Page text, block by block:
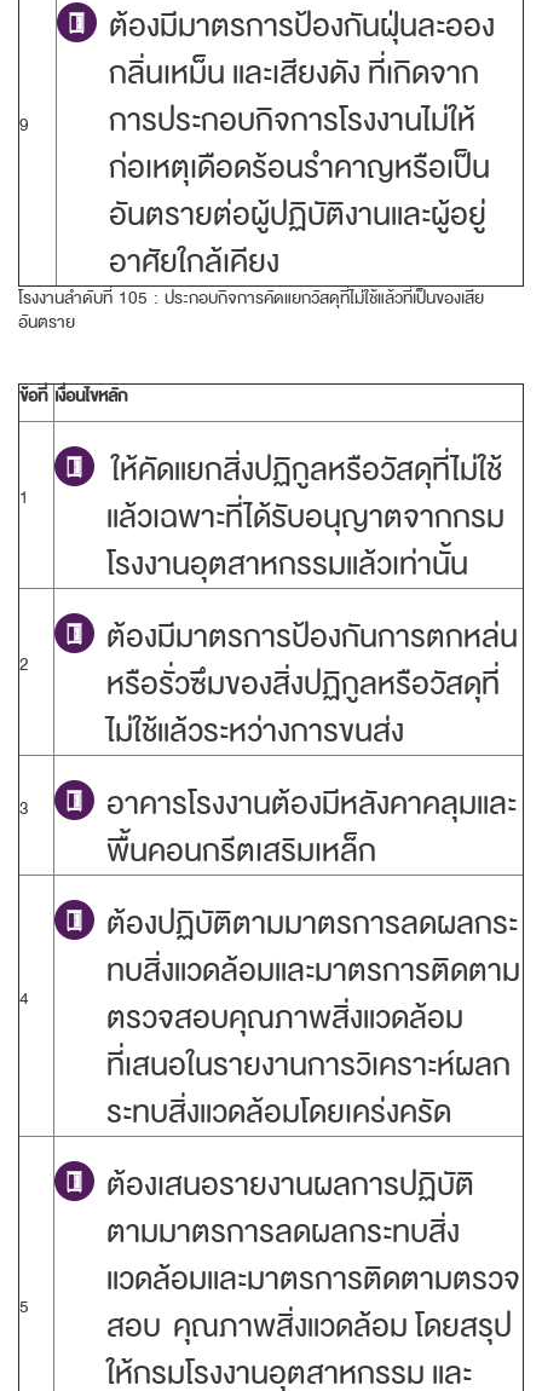
9
ต้องมีมาตรการป้องกันฝุ่นละออง
กลิ่นเหม็น และเสียงดัง ที่เกิดจาก
การประกอบกิจการโรงงานไม่ให้
ก่อเหตุเดือดร้อนรำคาญหรือเป็น
อันตรายต่อผู้ปฏิบัติงานและผู้อยู่
อาศัยใกล้เคียง
โรงงานลำดับที่ 105 : ประกอบกิจการคัดแยกวัสดุที่ไม่ใช้แล้วที่เป็นของเสีย
อันตราย
ข้อที่ เงื่อนไขหลัก
1
ให้คัดแยกสิ่งปฏิกูลหรือวัสดุที่ไม่ใช้
แล้วเฉพาะที่ได้รับอนุญาตจากกรม
โรงงานอุตสาหกรรมแล้วเท่านั้น
2
ต้องมีมาตรการป้องกันการตกหล่น
หรือรั่วซึมของสิ่งปฏิกูลหรือวัสดุที่
ไม่ใช้แล้วระหว่างการขนส่ง
3
อาคารโรงงานต้องมีหลังคาคลุมและ
พื้นคอนกรีตเสริมเหล็ก
4
ต้องปฏิบัติตามมาตรการลดผลกระ
ทบสิ่งแวดล้อมและมาตรการติดตาม
ตรวจสอบคุณภาพสิ่งแวดล้อม
ที่เสนอในรายงานการวิเคราะห์ผลก
ระทบสิ่งแวดล้อมโดยเคร่งครัด
5
ต้องเสนอรายงานผลการปฏิบัติ
ตามมาตรการลดผลกระทบสิ่ง
แวดล้อมและมาตรการติดตามตรวจ
สอบ คุณภาพสิ่งแวดล้อม โดยสรุป
ให้กรมโรงงานอุตสาหกรรม และ